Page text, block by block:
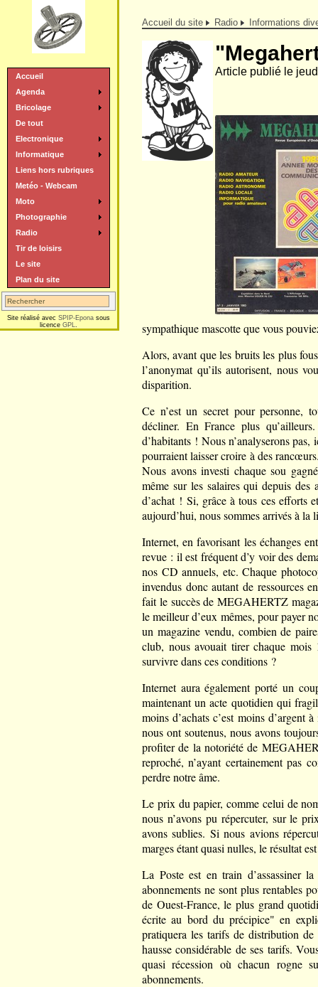
Accueil du site Radio Informations
Article publié le
sympathique mascotte que vous
Alors, avant que les bruits les plus
l’anonymat qu’ils autorisent, nous
disparition.
Ce n’est un secret pour personne,
décliner. En France plus
d’habitants ! Nous n’analyserons
pourraient laisser croire à des
Nous avons investi chaque sou
même sur les salaires qui depuis des
d’achat ! Si, grâce à tous ces efforts
aujourd’hui, nous sommes arrivés à
Internet, en favorisant les échanges
revue : il est fréquent d’y voir des
nos CD annuels, etc. Chaque
invendus donc autant de ressources
fait le succès de MEGAHERTZ
le meilleur d’eux mêmes, pour payer
un magazine vendu, combien de
club, nous avouait tirer chaque
survivre dans ces conditions ?
Internet aura également porté un
maintenant un acte quotidien qui
moins d’achats c’est moins
nous ont soutenus, nous avons
profiter de la notoriété de
reproché, n’ayant certainement pas
perdre notre âme.
Le prix du papier, comme celui de
nous n’avons pu répercuter, sur le
avons sublies. Si nous avions
marges étant quasi nulles, le résultat
La Poste est en train d’assassiner
abonnements ne sont plus rentables
de Ouest-France, le plus grand
écrite au bord du précipice" en
pratiquera les tarifs de distribution
hausse considérable de ses tarifs.
quasi récession où chacun rogne
abonnements.
Accueil
Agenda
Bricolage
De tout
Electronique
Informatique
Liens hors rubriques
Metéo - Webcam
Moto
Photographie
Radio
Tir de loisirs
Le site
Plan du site
Site réalisé avec SPIP-Epona sous
licence GPL.